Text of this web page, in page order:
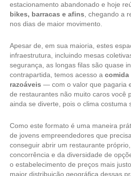
estacionamento abandonado e hoje
bikes, barracas e afins , chegando a
nos dias de maior movimento.
Apesar de, em sua maioria, estes
infraestrutura, incluindo mesas
segurança, as longas filas são quase
contrapartida, temos acesso a comida
razoáveis — com o valor que pagaria
de restaurantes não muito caros você
ainda se diverte, pois o clima costuma
Como este formato é uma maneira
de jovens empreendedores que
conseguir abrir um restaurante
concorrência e da diversidade de
o estabelecimento de preços mais
maior distribuição geográfica dessas